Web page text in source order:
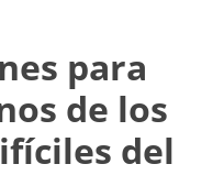
para
de los
del